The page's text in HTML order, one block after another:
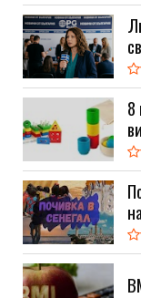
8